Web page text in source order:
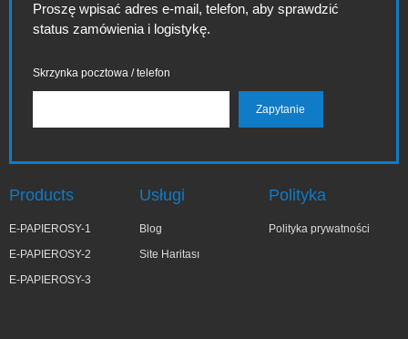
Proszę wpisać adres e-mail, telefon, aby sprawdzić
status zamówienia i logistykę.
Skrzynka pocztowa / telefon
Products
E-PAPIEROSY-1
E-PAPIEROSY-2
E-PAPIEROSY-3
Usługi
Blog
Site Haritası
Polityka
Polityka prywatności